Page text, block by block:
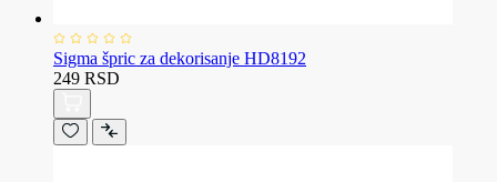
Sigma špric za dekorisanje HD8192
249 RSD